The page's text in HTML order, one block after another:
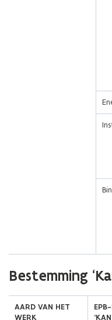
Bestemming
AARD VAN HET
WERK